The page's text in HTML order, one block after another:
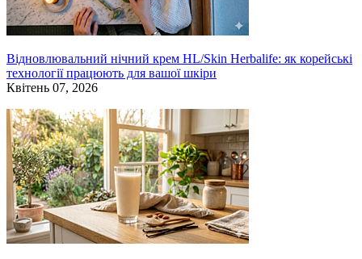
Відновлювальний нічний крем HL/Skin Herbalife: як корейські
технології працюють для вашої шкіри
Квітень 07, 2026